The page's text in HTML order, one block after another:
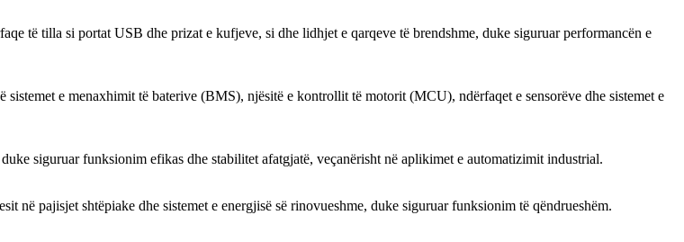
të tilla si portat USB dhe prizat e kufjeve, si dhe lidhjet e qarqeve të brendshme, duke siguruar performancën e
e menaxhimit të baterive (BMS), njësitë e kontrollit të motorit (MCU), ndërfaqet e sensorëve dhe sistemet e
siguruar funksionim efikas dhe stabilitet afatgjatë, veçanërisht në aplikimet e automatizimit industrial.
në pajisjet shtëpiake dhe sistemet e energjisë së rinovueshme, duke siguruar funksionim të qëndrueshëm.